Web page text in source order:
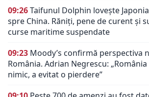
09:26Taifunul Dolphin lovește
spre China. Răniți, pene de curent și
curse maritime suspendate
09:23 Moody’s confirmă perspectiva
România. Adrian Negrescu:
nimic, a evitat o pierdere”